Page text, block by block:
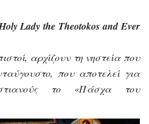
Lady the Theotokos and Ever
αρχίζουν τη νηστεία που
που αποτελεί για
το «Πάσχα του